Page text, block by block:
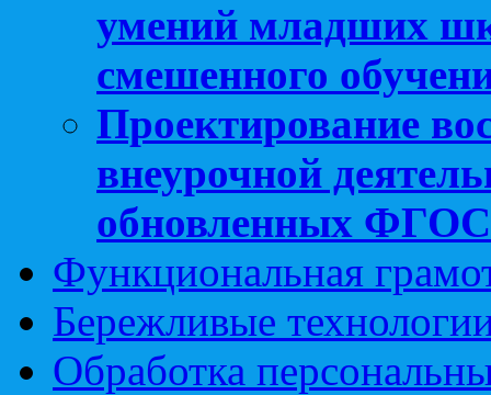
умений младших
смешенного
Проектирование
внеурочной
обновленных
Функциональная
Бережливые
Обработка